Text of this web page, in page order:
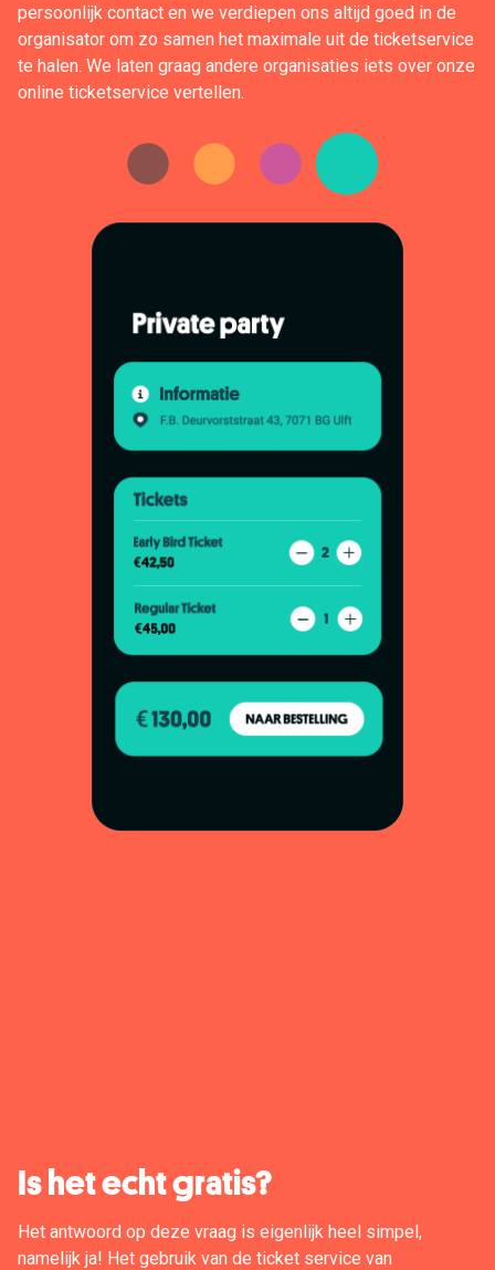
persoonlijk contact en we verdiepen ons altijd goed in de
organisator om zo samen het maximale uit de ticketservice
te halen. We laten graag andere organisaties iets over onze
online ticketservice vertellen.
Is het echt gratis?
Het antwoord op deze vraag is eigenlijk heel simpel,
namelijk ja! Het gebruik van de ticket service van